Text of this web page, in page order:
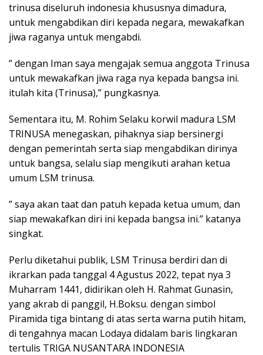
trinusa diseluruh indonesia khususnya dimadura,
untuk mengabdikan diri kepada negara, mewakafkan
jiwa raganya untuk mengabdi.
” dengan Iman saya mengajak semua anggota Trinusa
untuk mewakafkan jiwa raga nya kepada bangsa ini.
itulah kita (Trinusa),” pungkasnya.
Sementara itu, M. Rohim Selaku korwil madura LSM
TRINUSA menegaskan, pihaknya siap bersinergi
dengan pemerintah serta siap mengabdikan dirinya
untuk bangsa, selalu siap mengikuti arahan ketua
umum LSM trinusa.
” saya akan taat dan patuh kepada ketua umum, dan
siap mewakafkan diri ini kepada bangsa ini.” katanya
singkat.
Perlu diketahui publik, LSM Trinusa berdiri dan di
ikrarkan pada tanggal 4 Agustus 2022, tepat nya 3
Muharram 1441, didirikan oleh H. Rahmat Gunasin,
yang akrab di panggil, H.Boksu. dengan simbol
Piramida tiga bintang di atas serta warna putih hitam,
di tengahnya macan Lodaya didalam baris lingkaran
tertulis TRIGA NUSANTARA INDONESIA